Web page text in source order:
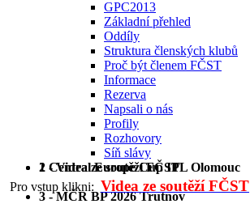
GPC2013
Základní přehled
Oddíly
Struktura členských klubů
Proč být členem FČST
Informace
Rezerva
Napsali o nás
Profily
Rozhovory
Síň slávy
1 - Videa ze soutěží FČST
2 Central Europe Cup IPL Olomouc
3 - MČR BP 2026 Trutnov
Pro vstup klikni: Videa ze soutěží FČST